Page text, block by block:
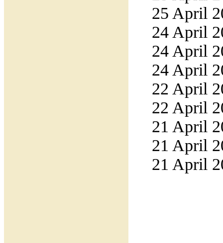
25 April
24 April
24 April
24 April
22 April
22 April
21 April
21 April
21 April